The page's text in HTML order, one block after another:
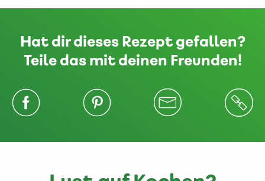
Hat dir dieses Rezept gefallen?
Teile das mit deinen Freunden!